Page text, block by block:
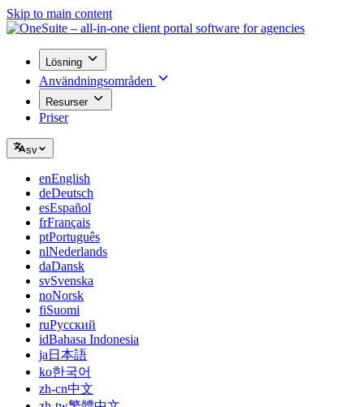
Skip to main content
Lösning
Användningsområden
Resurser
Priser
sv
enEnglish
deDeutsch
esEspañol
frFrançais
ptPortuguês
nlNederlands
daDansk
svSvenska
noNorsk
fiSuomi
ruРусский
idBahasa Indonesia
ja 日本語
ko한국어
zh-cn中文